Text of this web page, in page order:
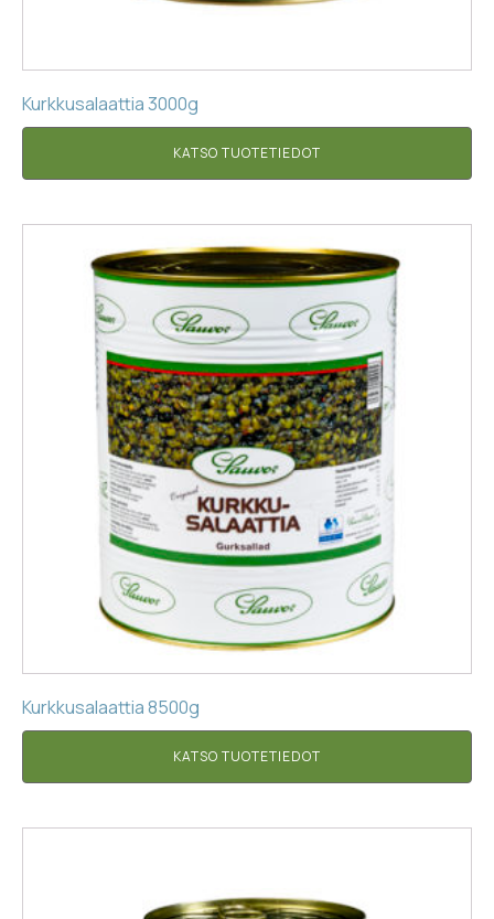
Kurkkusalaattia 3000g
KATSO TUOTETIEDOT
Kurkkusalaattia 8500g
KATSO TUOTETIEDOT